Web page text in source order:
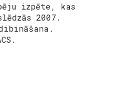
izpēte, kas
2007.